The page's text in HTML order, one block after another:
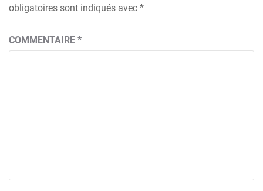
obligatoires sont indiqués avec *
COMMENTAIRE *